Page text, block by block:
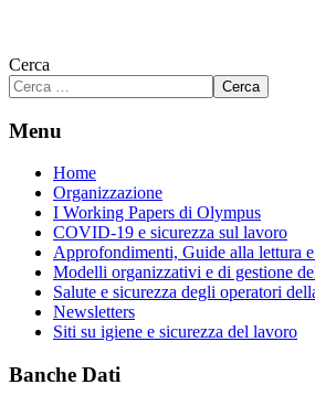
Cerca
Cerca
Menu
Home
Organizzazione
I Working Papers di Olympus
COVID-19 e sicurezza sul lavoro
Approfondimenti, Guide alla lettura e
Modelli organizzativi e di gestione
Salute e sicurezza degli operatori
Newsletters
Siti su igiene e sicurezza del lavoro
Banche Dati